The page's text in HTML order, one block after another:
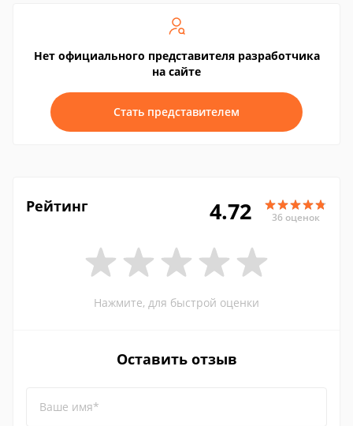
Нет официального представителя разработчика
на сайте
Стать представителем
Рейтинг 4.72 36 оценок
Нажмите, для быстрой оценки
Оставить отзыв
Ваше имя*